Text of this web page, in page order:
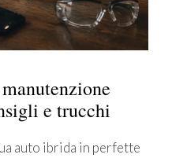
e trucchi
auto ibrida in perfette